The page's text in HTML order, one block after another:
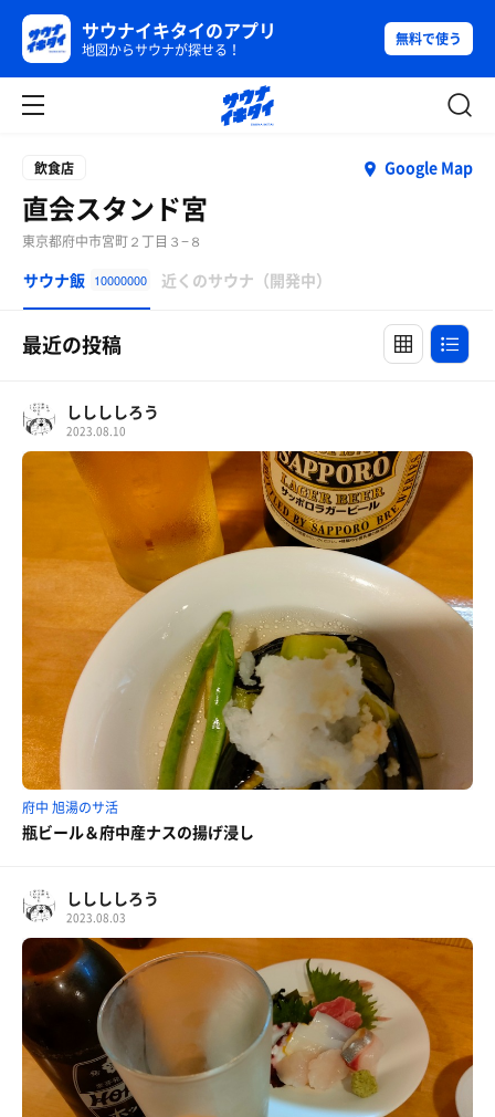
サウナイキタイのアプリ
地図からサウナが探せる！
無料で使う
飲食店 Google Map
直会スタンド宮
東京都府中市宮町２丁目３−８
サウナ飯 10000000 近くのサウナ（開発中）
最近の投稿
ししししろう
2023.08.10
府中 旭湯のサ活
瓶ビール＆府中産ナスの揚げ浸し
ししししろう
2023.08.03